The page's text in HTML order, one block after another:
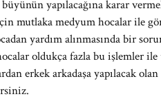
yapılacağına karar
mutlaka medyum hocalar ile
yardım alınmasında bir
oldukça fazla bu işlemler
erkek arkadaşa yapılacak